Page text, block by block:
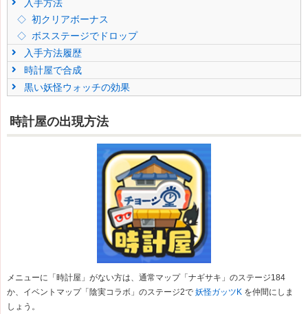
入手方法
初クリアボーナス
ボスステージでドロップ
入手方法履歴
時計屋で合成
黒い妖怪ウォッチの効果
時計屋の出現方法
メニューに「時計屋」がない方は、通常マップ「ナギサキ」のステージ184
か、イベントマップ「陰実コラボ」のステージ2で 妖怪ガッツK を仲間にしま
しょう。